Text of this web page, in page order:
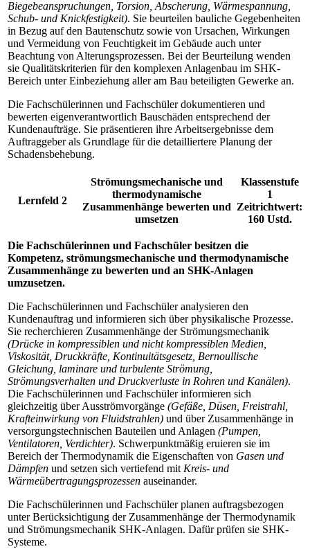
Biegebeanspruchungen, Torsion, Abscherung, Wärmespannung,
Schub- und Knickfestigkeit). Sie beurteilen bauliche Gegebenheiten
in Bezug auf den Bautenschutz sowie von Ursachen, Wirkungen
und Vermeidung von Feuchtigkeit im Gebäude auch unter
Beachtung von Alterungsprozessen. Bei der Beurteilung wenden
sie Qualitätskriterien für den komplexen Anlagenbau im SHK-
Bereich unter Einbeziehung aller am Bau beteiligten Gewerke an.
Die Fachschülerinnen und Fachschüler dokumentieren und
bewerten eigenverantwortlich Bauschäden entsprechend der
Kundenaufträge. Sie präsentieren ihre Arbeitsergebnisse dem
Auftraggeber als Grundlage für die detailliertere Planung der
Schadensbehebung.
Lernfeld 2
Strömungsmechanische und
thermodynamische
Zusammenhänge bewerten und
umsetzen
Klassenstufe
1
Zeitrichtwert:
160 Ustd.
Die Fachschülerinnen und Fachschüler besitzen die
Kompetenz, strömungsmechanische und thermodynamische
Zusammenhänge zu bewerten und an SHK-Anlagen
umzusetzen.
Die Fachschülerinnen und Fachschüler analysieren den
Kundenauftrag und informieren sich über physikalische Prozesse.
Sie recherchieren Zusammenhänge der Strömungsmechanik
(Drücke in kompressiblen und nicht kompressiblen Medien,
Viskosität, Druckkräfte, Kontinuitätsgesetz, Bernoullische
Gleichung, laminare und turbulente Strömung,
Strömungsverhalten und Druckverluste in Rohren und Kanälen).
Die Fachschülerinnen und Fachschüler informieren sich
gleichzeitig über Ausströmvorgänge (Gefäße, Düsen, Freistrahl,
Krafteinwirkung von Fluidstrahlen) und über Zusammenhänge in
versorgungstechnischen Bauteilen und Anlagen (Pumpen,
Ventilatoren, Verdichter). Schwerpunktmäßig eruieren sie im
Bereich der Thermodynamik die Eigenschaften von Gasen und
Dämpfen und setzen sich vertiefend mit Kreis- und
Wärmeübertragungsprozessen auseinander.
Die Fachschülerinnen und Fachschüler planen auftragsbezogen
unter Berücksichtigung der Zusammenhänge der Thermodynamik
und Strömungsmechanik SHK-Anlagen. Dafür prüfen sie SHK-
Systeme.